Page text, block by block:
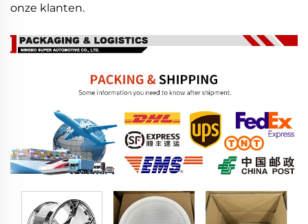
onze klanten.